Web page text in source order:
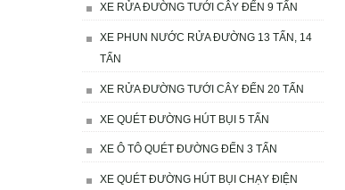
XE RỬA ĐƯỜNG TƯỚI CÂY ĐẾN 9 TẤN
XE PHUN NƯỚC RỬA ĐƯỜNG 13 TẤN, 14
TẤN
XE RỬA ĐƯỜNG TƯỚI CÂY ĐẾN 20 TẤN
XE QUÉT ĐƯỜNG HÚT BỤI 5 TẤN
XE Ô TÔ QUÉT ĐƯỜNG ĐẾN 3 TẤN
XE QUÉT ĐƯỜNG HÚT BỤI CHẠY ĐIỆN